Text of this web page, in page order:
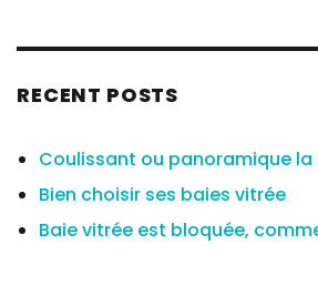
RECENT POSTS
Coulissant ou panoramique la
Bien choisir ses baies vitrée
Baie vitrée est bloquée,